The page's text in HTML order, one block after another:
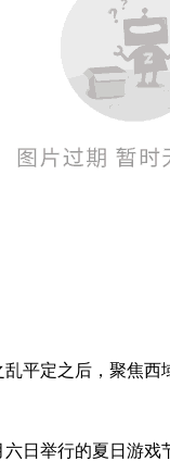
平定之后，聚焦
日举行的夏日游戏